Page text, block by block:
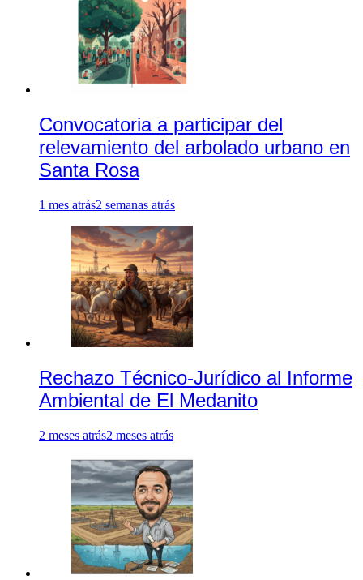
Convocatoria a participar del
relevamiento del arbolado urbano en
Santa Rosa
1 mes atrás2 semanas atrás
Rechazo Técnico-Jurídico al Informe
Ambiental de El Medanito
2 meses atrás2 meses atrás